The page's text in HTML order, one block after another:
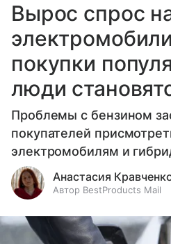
Вырос спрос
покупки
люди
Проблемы с бензином
покупателей
электромобилям и
Анастасия
Автор BestProducts Mail